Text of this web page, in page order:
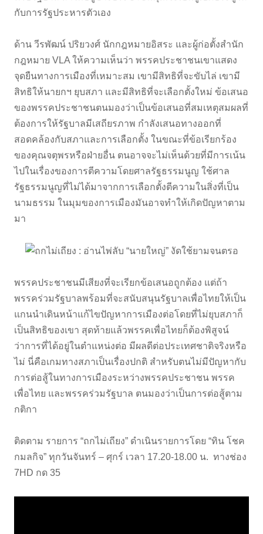
กับการรัฐประหารตัวเอง
ด้าน วีรพัฒน์ ปริยวงศ์ นักกฎหมายอิสระ และผู้ก่อตั้งสำนัก
กฎหมาย VLA ให้ความเห็นว่า พรรคประชาชนเขาแสดง
จุดยืนทางการเมืองที่เหมาะสม เขามีสิทธิที่จะขับไล่ เขามี
สิทธิให้นายกฯ ยุบสภา และมีสิทธิที่จะเลือกตั้งใหม่ ข้อเสนอ
ของพรรคประชาชนตนมองว่าเป็นข้อเสนอที่สมเหตุสมผลที่
ต้องการให้รัฐบาลมีเสถียรภาพ กำลังเสนอทางออกที่
สอดคล้องกับสภาและการเลือกตั้ง ในขณะที่ข้อเรียกร้อง
ของคุณจตุพรหรือฝ่ายอื่น ตนอาจจะไม่เห็นด้วยที่มีการเน้น
ไปในเรื่องของการตีความโดยศาลรัฐธรรมนูญ ใช้ศาล
รัฐธรรมนูญที่ไม่ได้มาจากการเลือกตั้งตีความในสิ่งที่เป็น
นามธรรม ในมุมของการเมืองมันอาจทำให้เกิดปัญหาตาม
มา
พรรคประชาชนมีเสียงที่จะเรียกข้อเสนอถูกต้อง แต่ถ้า
พรรคร่วมรัฐบาลพร้อมที่จะสนับสนุนรัฐบาลเพื่อไทยให้เป็น
แกนนำเดินหน้าแก้ไขปัญหาการเมืองต่อโดยที่ไม่ยุบสภาก็
เป็นสิทธิของเขา สุดท้ายแล้วพรรคเพื่อไทยก็ต้องพิสูจน์
ว่าการที่ได้อยู่ในตำแหน่งต่อ มีผลดีต่อประเทศชาติจริงหรือ
ไม่ นี่คือเกมทางสภาเป็นเรื่องปกติ สำหรับตนไม่มีปัญหากับ
การต่อสู้ในทางการเมืองระหว่างพรรคประชาชน พรรค
เพื่อไทย และพรรคร่วมรัฐบาล ตนมองว่าเป็นการต่อสู้ตาม
กติกา
ติดตาม รายการ “ถกไม่เถียง” ดำเนินรายการโดย “ทิน โชค
กมลกิจ” ทุกวันจันทร์ – ศุกร์ เวลา 17.20-18.00 น. ทางช่อง
7HD กด 35